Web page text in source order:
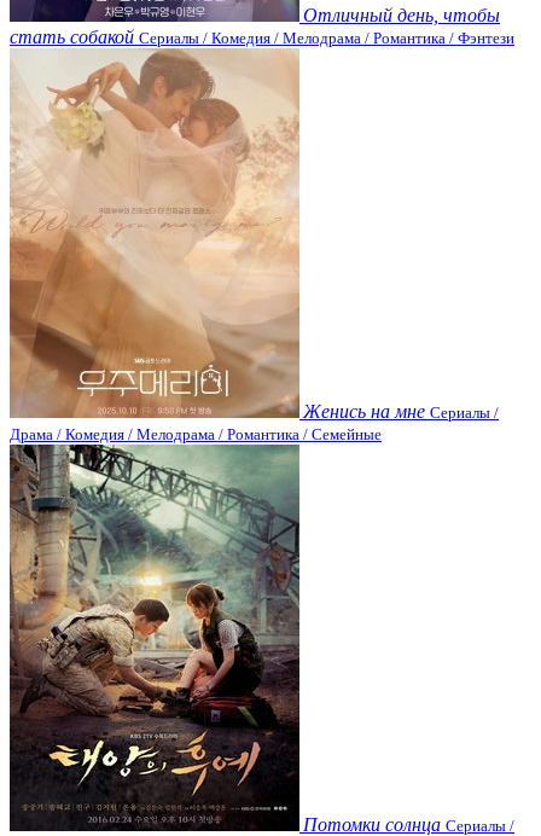
Отличный день, чтобы
стать собакой Сериалы / Комедия / Мелодрама / Романтика / Фэнтези
Женись на мне Сериалы /
Драма / Комедия / Мелодрама / Романтика / Семейные
Потомки солнца Сериалы /